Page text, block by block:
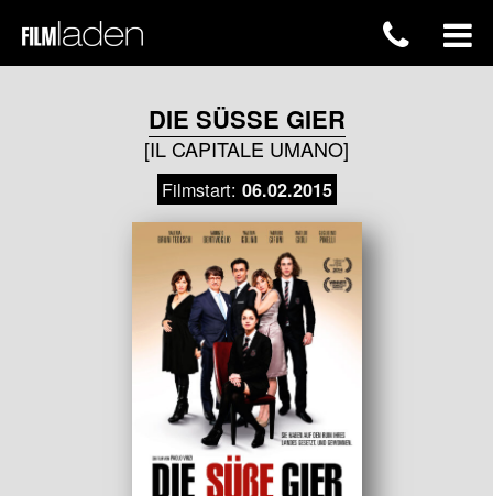
DIE SÜSSE GIER
[IL CAPITALE UMANO]
Filmstart: 06.02.2015